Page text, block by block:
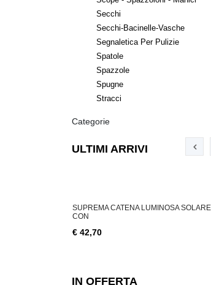
Secchi
Secchi-Bacinelle-Vasche
Segnaletica Per Pulizie
Spatole
Spazzole
Spugne
Stracci
Categorie
ULTIMI ARRIVI
SUPREMA CATENA LUMINOSA SOLARE
CON
€ 42,70
IN OFFERTA